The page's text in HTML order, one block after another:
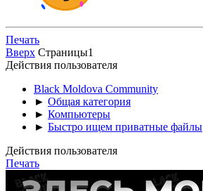
Печать
Вверх Страницы1
Действия пользователя
Black Moldova Community
► Общая категория
► Компьютеры
► Быстро ищем приватные файлы
Действия пользователя
Печать